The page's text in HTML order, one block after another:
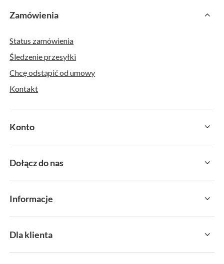
Zamówienia
Status zamówienia
Śledzenie przesyłki
Chcę odstąpić od umowy
Kontakt
Konto
Dołącz do nas
Informacje
Dla klienta